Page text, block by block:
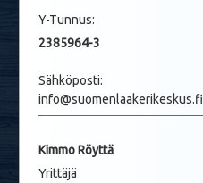
Y-Tunnus:
2385964-3
Sähköposti:
info@suomenlaakerikeskus.fi
Kimmo Röyttä
Yrittäjä